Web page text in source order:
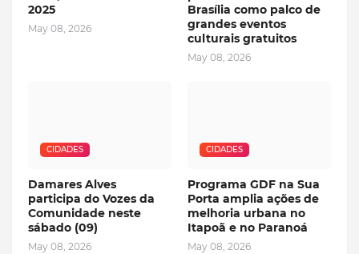
2025
May 08, 2026
Brasília como palco de
grandes eventos
culturais gratuitos
May 08, 2026
CIDADES
Damares Alves
participa do Vozes da
Comunidade neste
sábado (09)
May 08, 2026
CIDADES
Programa GDF na Sua
Porta amplia ações de
melhoria urbana no
Itapoã e no Paranoá
May 08, 2026